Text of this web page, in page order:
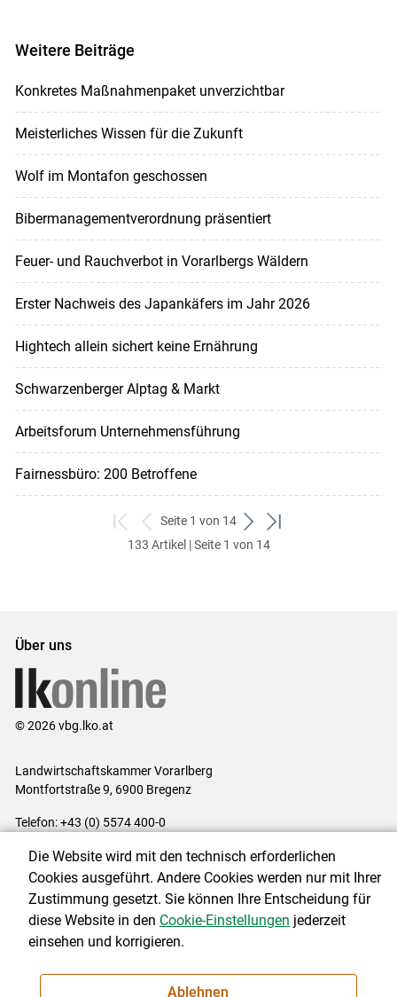
Weitere Beiträge
Konkretes Maßnahmenpaket unverzichtbar
Meisterliches Wissen für die Zukunft
Wolf im Montafon geschossen
Bibermanagementverordnung präsentiert
Feuer- und Rauchverbot in Vorarlbergs Wäldern
Erster Nachweis des Japankäfers im Jahr 2026
Hightech allein sichert keine Ernährung
Schwarzenberger Alptag & Markt
Arbeitsforum Unternehmensführung
Fairnessbüro: 200 Betroffene
zum
ersten
zurück
zum
Seite 1 von 14
weiter
zum
zum
133 Artikel | Seite 1 von 14
Über uns
© 2026 vbg.lko.at
Landwirtschaftskammer Vorarlberg
Montfortstraße 9, 6900 Bregenz
Telefon: +43 (0) 5574 400-0
Impressum|Kontakt|Datenschutzerklärung|Barrierefreiheit|
Cookie-Einstellungen
NEWSLETTER
Die Website wird mit den technisch erforderlichen
Cookies ausgeführt. Andere Cookies werden nur mit Ihrer
Zustimmung gesetzt. Sie können Ihre Entscheidung für
diese Website in den Cookie-Einstellungen jederzeit
einsehen und korrigieren.
Ablehnen